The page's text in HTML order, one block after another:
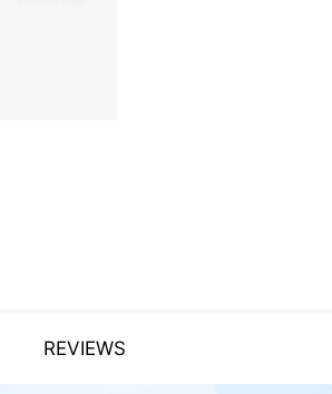
REVIEWS